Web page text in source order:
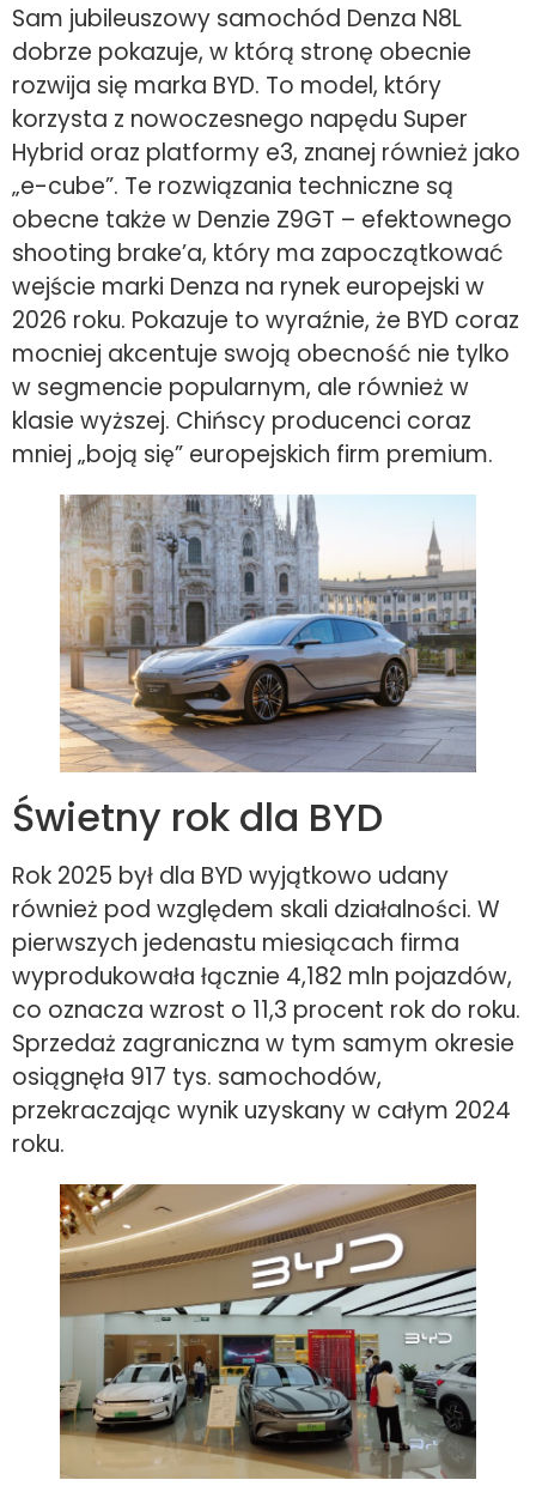
Sam jubileuszowy samochód Denza N8L
dobrze pokazuje, w którą stronę obecnie
rozwija się marka BYD. To model, który
korzysta z nowoczesnego napędu Super
Hybrid oraz platformy e3, znanej również jako
„e-cube”. Te rozwiązania techniczne są
obecne także w Denzie Z9GT – efektownego
shooting brake’a, który ma zapoczątkować
wejście marki Denza na rynek europejski w
2026 roku. Pokazuje to wyraźnie, że BYD coraz
mocniej akcentuje swoją obecność nie tylko
w segmencie popularnym, ale również w
klasie wyższej. Chińscy producenci coraz
mniej „boją się” europejskich firm premium.
Świetny rok dla BYD
Rok 2025 był dla BYD wyjątkowo udany
również pod względem skali działalności. W
pierwszych jedenastu miesiącach firma
wyprodukowała łącznie 4,182 mln pojazdów,
co oznacza wzrost o 11,3 procent rok do roku.
Sprzedaż zagraniczna w tym samym okresie
osiągnęła 917 tys. samochodów,
przekraczając wynik uzyskany w całym 2024
roku.